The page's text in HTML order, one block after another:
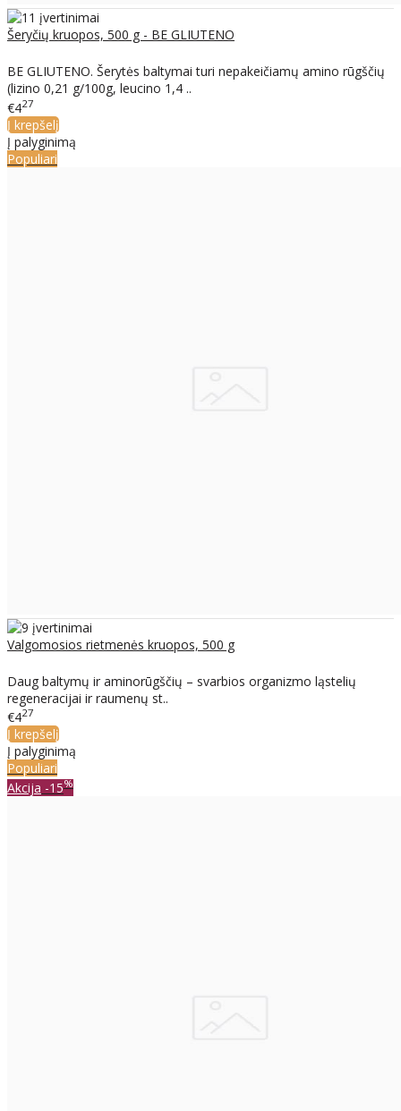
Šeryčių kruopos, 500 g - BE GLIUTENO
BE GLIUTENO. Šerytės baltymai turi nepakeičiamų amino rūgščių
(lizino 0,21 g/100g, leucino 1,4 ..
€427
Į krepšelį
Į palyginimą
Populiari
Valgomosios rietmenės kruopos, 500 g
Daug baltymų ir aminorūgščių – svarbios organizmo ląstelių
regeneracijai ir raumenų st..
€427
Į krepšelį
Į palyginimą
Populiari
Akcija -15%